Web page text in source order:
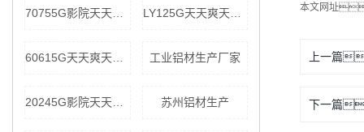
工业铝材生产厂家
苏州铝材生产
本文网址
上一篇
下一篇